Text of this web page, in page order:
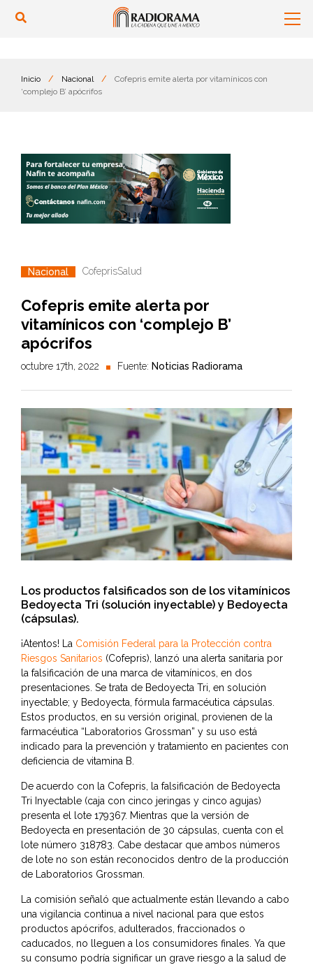
Inicio / Nacional /
Cofepris emite alerta por vitamínicos con
‘complejo B’ apócrifos
Nacional CofeprisSalud
Cofepris emite alerta por
vitamínicos con ‘complejo B’
apócrifos
octubre 17th, 2022 Fuente: Noticias Radiorama
Los productos falsificados son de los vitamínicos
Bedoyecta Tri (solución inyectable) y Bedoyecta
(cápsulas).
¡Atentos! La Comisión Federal para la Protección contra
Riesgos Sanitarios (Cofepris), lanzó una alerta sanitaria por
la falsificación de una marca de vitamínicos, en dos
presentaciones. Se trata de Bedoyecta Tri, en solución
inyectable; y Bedoyecta, fórmula farmacéutica cápsulas.
Estos productos, en su versión original, provienen de la
farmacéutica “Laboratorios Grossman” y su uso está
indicado para la prevención y tratamiento en pacientes con
deficiencia de vitamina B.
De acuerdo con la Cofepris, la falsificación de Bedoyecta
Tri Inyectable (caja con cinco jeringas y cinco agujas)
presenta el lote 179367. Mientras que la versión de
Bedoyecta en presentación de 30 cápsulas, cuenta con el
lote número 318783. Cabe destacar que ambos números
de lote no son están reconocidos dentro de la producción
de Laboratorios Grossman.
La comisión señaló que actualmente están llevando a cabo
una vigilancia continua a nivel nacional para que estos
productos apócrifos, adulterados, fraccionados o
caducados, no lleguen a los consumidores finales. Ya que
su consumo podría significar un grave riesgo a la salud de